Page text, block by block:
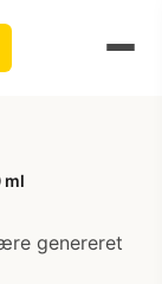
ml
genereret